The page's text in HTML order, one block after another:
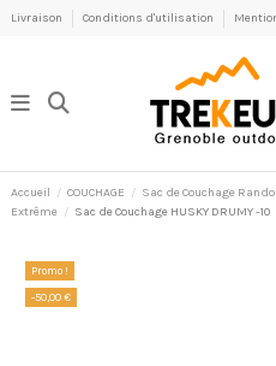
Livraison Conditions d'utilisation
Accueil COUCHAGE Sac de Couchage
Extrême
Sac de Couchage HUSKY DRUMY -10
Promo !
-50,00 €